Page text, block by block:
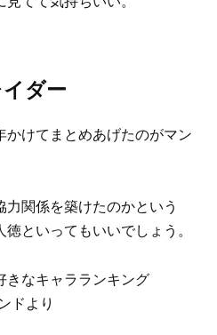
ダー
かけてまとめあげたのがマン
関係を築けたのかという
といってもいいでしょう。